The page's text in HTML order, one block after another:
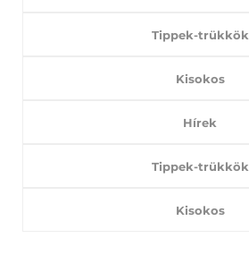
Tippek-trükkök
Kisokos
Hírek
Tippek-trükkök
Kisokos